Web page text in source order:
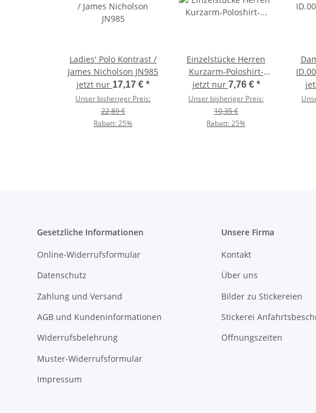
Ladies' Polo Kontrast /
James Nicholson JN985
jetzt nur 17,17 € *
Unser bisheriger Preis:
22,89 €
Rabatt:25%
Einzelstücke Herren
Kurzarm-Poloshirt-
Baumwollpiqué /
Kariban K254
jetzt nur 7,76 € *
Unser bisheriger Preis:
10,35 €
Rabatt:25%
Gesetzliche Informationen
Online-Widerrufsformular
Datenschutz
Zahlung und Versand
AGB und Kundeninformationen
Widerrufsbelehrung
Muster-Widerrufsformular
Impressum
Unsere Firma
Kontakt
Über uns
Bilder zu Stickereien
Stickerei
Öffnungszeiten